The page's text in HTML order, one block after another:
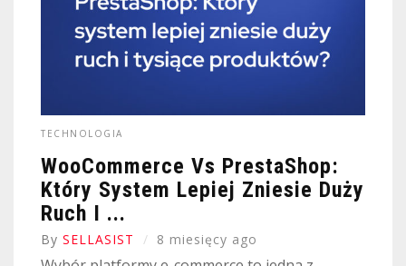
TECHNOLOGIA
WooCommerce Vs PrestaShop:
Który System Lepiej Zniesie Duży
Ruch I ...
By SELLASIST 8 miesięcy ago